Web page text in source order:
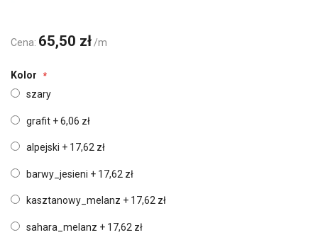
Cena: 65,50 zł/m
Kolor
szary
grafit +6,06 zł
alpejski + 17,62 zł
barwy_jesieni + 17,62 zł
kasztanowy_melanz + 17,62 zł
sahara_melanz + 17,62 zł